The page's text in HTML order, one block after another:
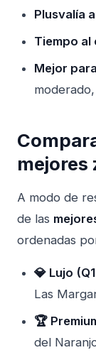
Plusvalía
Tiempo al
Mejor
mejores
A modo de
de las
ordenadas
💎 Lujo
Las
🏆
del